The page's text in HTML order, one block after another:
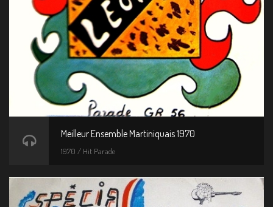
Meilleur Ensemble Martiniquais 1970
1970 / Hit Parade